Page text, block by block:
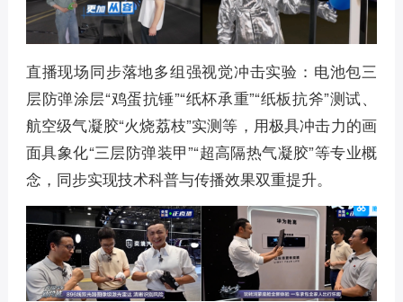
直播现场同步落地多组强视觉冲击实验：电池包三
层防弹涂层“鸡蛋抗锤”“纸杯承重”“纸板抗斧”测试、
航空级气凝胶“火烧荔枝”实测等，用极具冲击力的画
面具象化“三层防弹装甲”“超高隔热气凝胶”等专业概
念，同步实现技术科普与传播效果双重提升。